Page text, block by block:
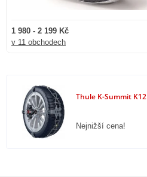
1 980 - 2 199 Kč
v 11 obchodech
Thule K-Summit K12
Nejnižší cena!